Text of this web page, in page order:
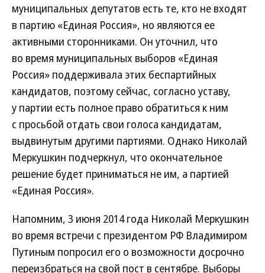
муниципальных депутатов есть те, кто не входят
в партию «Единая Россия», но являются ее
активными сторонниками. Он уточнил, что
во время муниципальных выборов «Единая
Россия» поддерживала этих беспартийных
кандидатов, поэтому сейчас, согласно уставу,
у партии есть полное право обратиться к ним
с просьбой отдать свои голоса кандидатам,
выдвинутым другими партиями. Однако Николай
Меркушкин подчеркнул, что окончательное
решение будет приниматься не им, а партией
«Единая Россия».
Напомним, 3 июня 2014 года Николай Меркушкин
во время встречи с президентом РФ Владимиром
Путиным попросил его о возможности досрочно
переизбраться на свой пост в сентябре. Выборы